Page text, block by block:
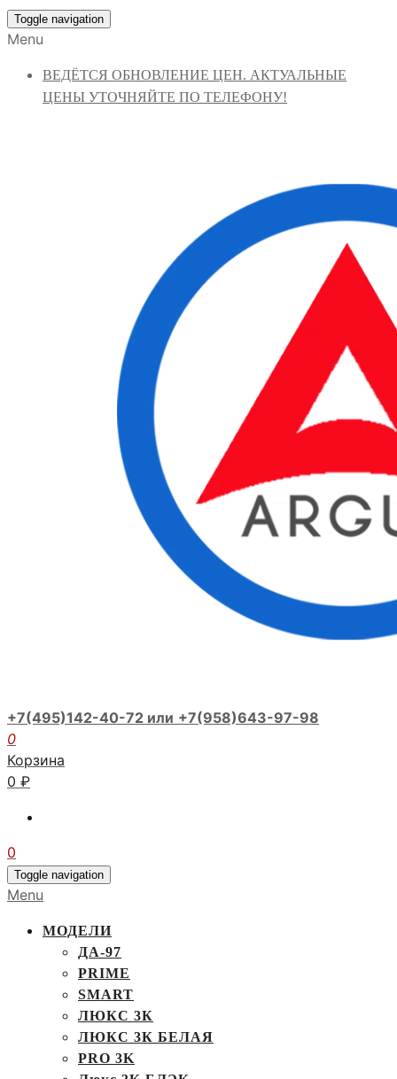
Toggle navigation
Menu
ВЕДЁТСЯ ОБНОВЛЕНИЕ ЦЕН. АКТУАЛЬНЫЕ
ЦЕНЫ УТОЧНЯЙТЕ ПО ТЕЛЕФОНУ!
+7(495)142-40-72 или +7(958)643-97-98
0
Корзина
0 ₽
0
Toggle navigation
Menu
МОДЕЛИ
ДА-97
PRIME
SMART
ЛЮКС 3К
ЛЮКС 3К БЕЛАЯ
PRO 3K